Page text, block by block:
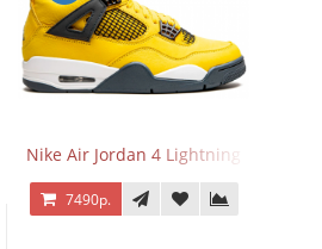
Nike Air Jordan 4 Lightning
7490р.